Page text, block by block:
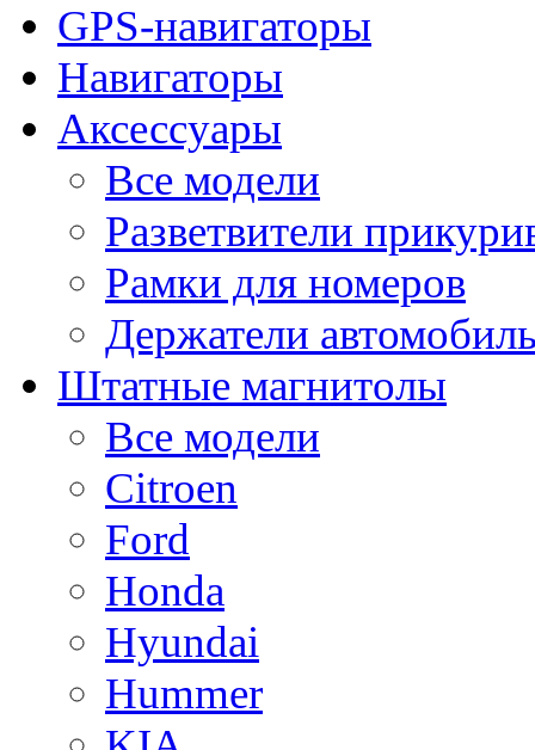
GPS-навигаторы
Навигаторы
Аксессуары
Все модели
Разветвители
Рамки для номеров
Держатели
Штатные магнитолы
Все модели
Citroen
Ford
Honda
Hyundai
Hummer